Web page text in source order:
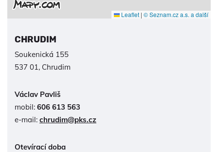
Leaflet | © Seznam.cz a.s. a další
CHRUDIM
Soukenická 155
537 01, Chrudim
Václav Pavliš
mobil: 606 613 563
e-mail: chrudim@pks.cz
Otevírací doba